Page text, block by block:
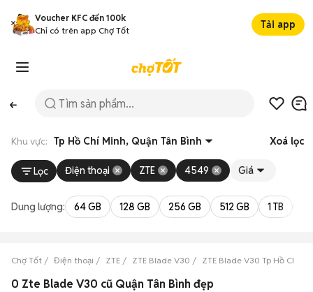
Voucher KFC đến 100k
Chỉ có trên app Chợ Tốt
Tải app
Khu vực: Tp Hồ Chí Minh, Quận Tân Bình Xoá lọc
Lọc Điện thoại ZTE 4549 Giá
Dung lượng: 64 GB 128 GB 256 GB 512 GB 1 TB
Chợ Tốt Điện thoại ZTE ZTE Blade V30 ZTE Blade V30 Tp Hồ Chí
0 Zte Blade V30 cũ Quận Tân Bình đẹp